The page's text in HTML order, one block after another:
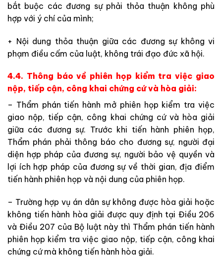
bắt buộc các đương sự phải thỏa thuận không phù
hợp với ý chí của mình;
+ Nội dung thỏa thuận giữa các đương sự không vi
phạm điều cấm của luật, không trái đạo đức xã hội.
4.4. Thông báo về phiên họp kiểm tra việc giao
nộp, tiếp cận, công khai chứng cứ và hòa giải:
– Thẩm phán tiến hành mở phiên họp kiểm tra việc
giao nộp, tiếp cận, công khai chứng cứ và hòa giải
giữa các đương sự. Trước khi tiến hành phiên họp,
Thẩm phán phải thông báo cho đương sự, người đại
diện hợp pháp của đương sự, người bảo vệ quyền và
lợi ích hợp pháp của đương sự về thời gian, địa điểm
tiến hành phiên họp và nội dung của phiên họp.
– Trường hợp vụ án dân sự không được hòa giải hoặc
không tiến hành hòa giải được quy định tại Điều 206
và Điều 207 của Bộ luật này thì Thẩm phán tiến hành
phiên họp kiểm tra việc giao nộp, tiếp cận, công khai
chứng cứ mà không tiến hành hòa giải.